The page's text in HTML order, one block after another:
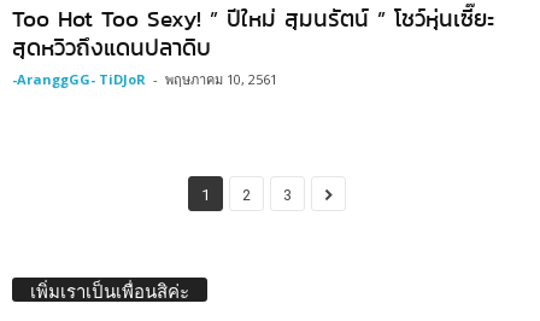
Too Hot Too Sexy! ” ปีใหม่ สุมนรัตน์ ” โชว์หุ่นเซี๊ยะ
สุดหวิวถึงแดนปลาดิบ
-AranggGG- TiDJoR - พฤษภาคม 10, 2561
1 2 3
เพิ่มเราเป็นเพื่อนสิค่ะ